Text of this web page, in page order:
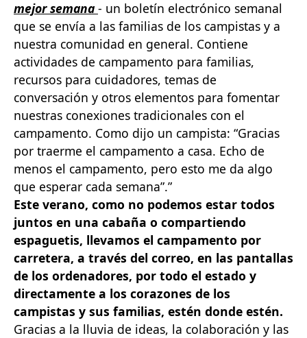
mejor semana - un boletín electrónico semanal
que se envía a las familias de los campistas y a
nuestra comunidad en general. Contiene
actividades de campamento para familias,
recursos para cuidadores, temas de
conversación y otros elementos para fomentar
nuestras conexiones tradicionales con el
campamento. Como dijo un campista: “Gracias
por traerme el campamento a casa. Echo de
menos el campamento, pero esto me da algo
que esperar cada semana”.”
Este verano, como no podemos estar todos
juntos en una cabaña o compartiendo
espaguetis, llevamos el campamento por
carretera, a través del correo, en las pantallas
de los ordenadores, por todo el estado y
directamente a los corazones de los
campistas y sus familias, estén donde estén.
Gracias a la lluvia de ideas, la colaboración y las